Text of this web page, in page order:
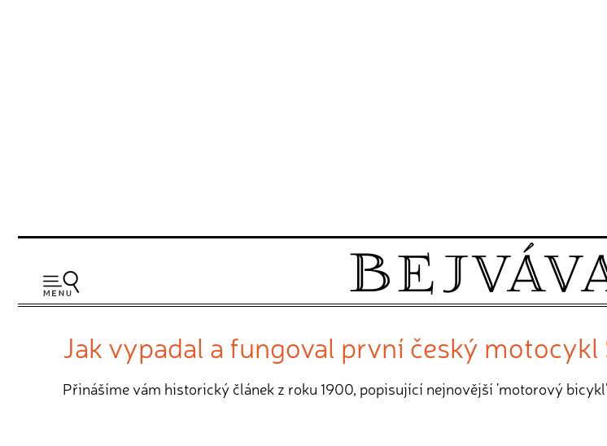
Jak vypadal a fungoval první český
Přinášíme vám historický článek z roku 1900, popisující nejnovější 'motorový